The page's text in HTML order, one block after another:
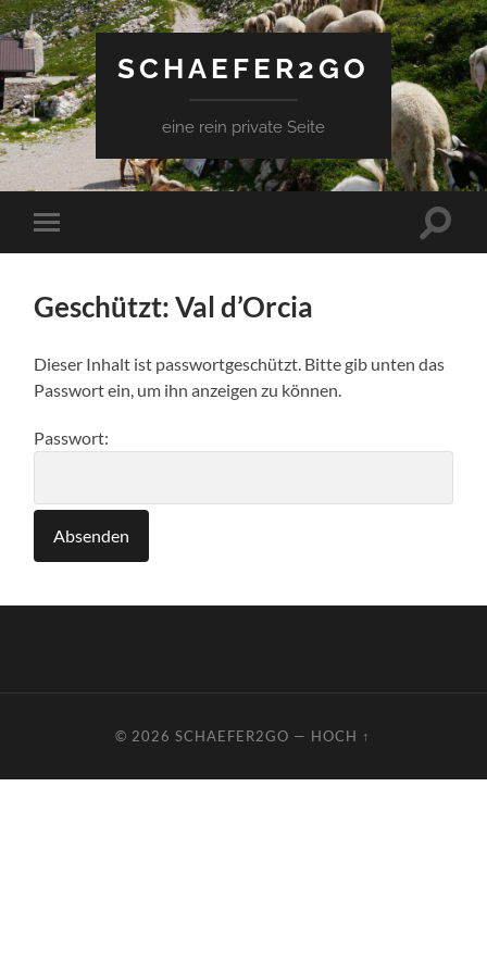
SCHAEFER2GO
eine rein private Seite
Mobile-
Menü
Geschützt: Val d’Orcia
Dieser Inhalt ist passwortgeschützt. Bitte gib unten das
Passwort ein, um ihn anzeigen zu können.
Passwort:
© 2026SCHAEFER2GO — HOCH ↑